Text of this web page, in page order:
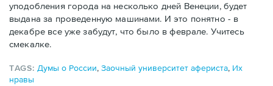
уподобления города на несколько дней Венеции, будет
выдана за проведенную машинами. И это понятно - в
декабре все уже забудут, что было в феврале. Учитесь
смекалке.
TAGS: Думы о России,Заочный университет афериста, Их
нравы